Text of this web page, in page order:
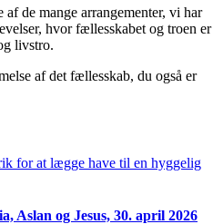
de mange arrangementer, vi har
hvor fællesskabet og troen er
livstro.
af det fællesskab, du også er
for at lægge have til en hyggelig
Aslan og Jesus, 30. april 2026